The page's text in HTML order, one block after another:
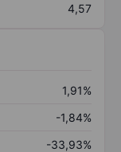
4,57
1,91%
-1,84%
-33,93%